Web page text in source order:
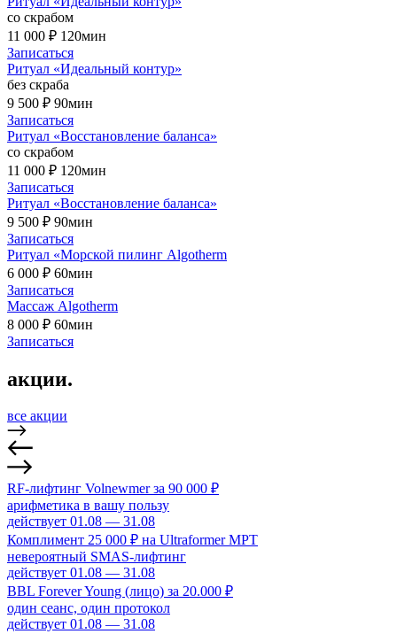
со скрабом
11 000 ₽ 120мин
Записаться
Ритуал «Идеальный контур»
без скраба
9 500 ₽ 90мин
Записаться
Ритуал «Восстановление баланса»
со скрабом
11 000 ₽ 120мин
Записаться
Ритуал «Восстановление баланса»
9 500 ₽ 90мин
Записаться
Ритуал «Морской пилинг Algotherm
6 000 ₽ 60мин
Записаться
Массаж Algotherm
8 000 ₽ 60мин
Записаться
акции.
все акции
RF-лифтинг Volnewmer за 90 000 ₽
арифметика в вашу пользу
действует 01.08 — 31.08
Комплимент 25 000 ₽ на Ultraformer MPT
невероятный SMAS-лифтинг
действует 01.08 — 31.08
BBL Forever Young (лицо) за 20.000 ₽
один сеанс, один протокол
действует 01.08 — 31.08